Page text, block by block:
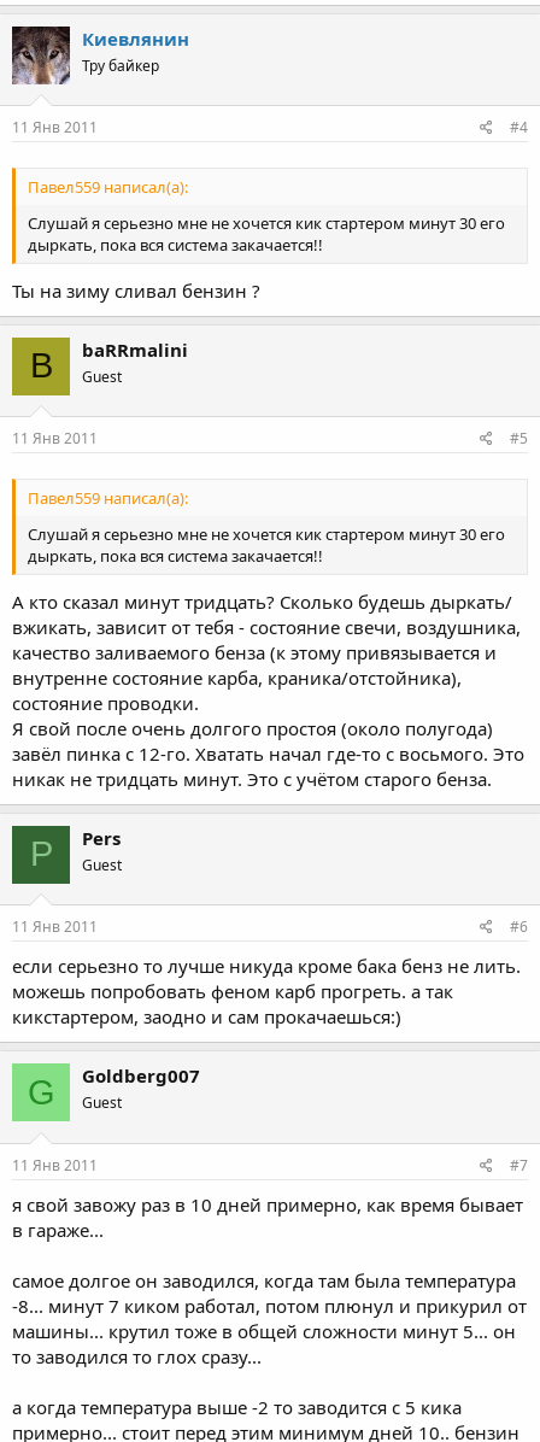
Киевлянин
Тру байкер
11 Янв 2011 #4
Павел559 написал(а):
Слушай я серьезно мне не хочется кик стартером минут 30 его
дыркать, пока вся система закачается!!
Ты на зиму сливал бензин ?
B baRRmalini
Guest
11 Янв 2011 #5
Павел559 написал(а):
Слушай я серьезно мне не хочется кик стартером минут 30 его
дыркать, пока вся система закачается!!
А кто сказал минут тридцать? Сколько будешь дыркать/
вжикать, зависит от тебя - состояние свечи, воздушника,
качество заливаемого бенза (к этому привязывается и
внутренне состояние карба, краника/отстойника),
состояние проводки.
Я свой после очень долгого простоя (около полугода)
завёл пинка с 12-го. Хватать начал где-то с восьмого. Это
никак не тридцать минут. Это с учётом старого бенза.
P Pers
Guest
11 Янв 2011 #6
если серьезно то лучше никуда кроме бака бенз не лить.
можешь попробовать феном карб прогреть. а так
кикстартером, заодно и сам прокачаешься:)
G Goldberg007
Guest
11 Янв 2011 #7
я свой завожу раз в 10 дней примерно, как время бывает
в гараже...
самое долгое он заводился, когда там была температура
-8... минут 7 киком работал, потом плюнул и прикурил от
машины... крутил тоже в общей сложности минут 5... он
то заводился то глох сразу...
а когда температура выше -2 то заводится с 5 кика
примерно... стоит перед этим минимум дней 10.. бензин